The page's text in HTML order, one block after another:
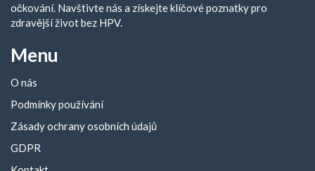
očkování. Navštivte nás a získejte klíčové poznatky pro
zdravější život bez HPV.
Menu
O nás
Podmínky používání
Zásady ochrany osobních údajů
GDPR